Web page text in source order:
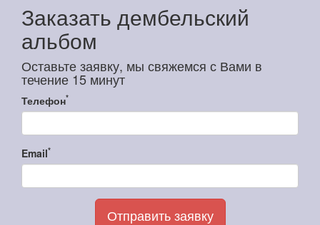
Заказать дембельский
альбом
Оставьте заявку, мы свяжемся с Вами в
течение 15 минут
Телефон*
Email*
Отправить заявку